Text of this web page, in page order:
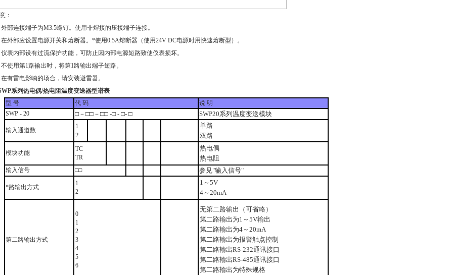
：
连接端子为M3.5螺钉。使用非焊接的压接端子连接。
部应设置电源开关和熔断器。*使用0.5A熔断器（使用24V DC电源时用快速熔断型）。
内部设有过流保护功能，可防止因内部电源短路致使仪表损坏。
用第1路输出时，将第1路输出端子短路。
有雷电影响的场合，请安装避雷器。
系列热电偶/热电阻温度变送器型谱表
型 号
代 码
说 明
SWP - 20
□－□□－□□ -□ - □- □ SWP20系列温度变送模块
输入通道数
1
2
单路
双路
模块功能
TC
TR
热电偶
热电阻
输入信号 □□ 参见"输入信号"
*路输出方式
1
2
1～5V
4～20mA
第二路输出方式
0
1
2
3
4
5
6
无第二路输出（可省略）
第二路输出为1～5V输出
第二路输出为4～20mA
第二路输出为报警触点控制
第二路输出RS-232通讯接口
第二路输出RS-485通讯接口
第二路输出为特殊规格